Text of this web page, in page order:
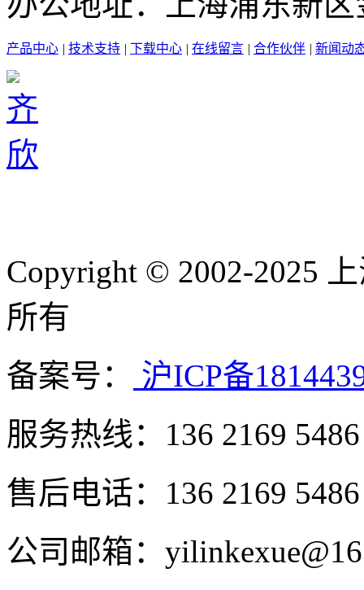
产品中心 | 技术支持 | 下载中心 | 在线留言 | 合作伙伴 | 新闻动
Copyright © 2002-2025
所有
备案号：
沪ICP备
服务热线：136 2169 5486
售后电话：136 2169 5486
公司邮箱：